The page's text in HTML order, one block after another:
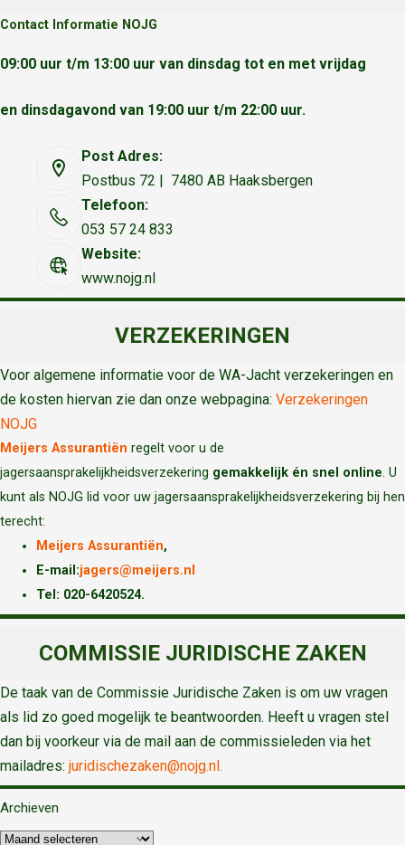
Contact Informatie NOJG
09:00 uur t/m 13:00 uur van dinsdag tot en met vrijdag
en dinsdagavond van 19:00 uur t/m 22:00 uur.
Post Adres:
Postbus 72 | 7480 AB Haaksbergen
Telefoon:
053 57 24 833
Website:
www.nojg.nl
VERZEKERINGEN
Voor algemene informatie voor de WA-Jacht verzekeringen en
de kosten hiervan zie dan onze webpagina: Verzekeringen
NOJG
Meijers Assurantiën regelt voor u de
jagersaansprakelijkheidsverzekering gemakkelijk én snel online. U
kunt als NOJG lid voor uw jagersaansprakelijkheidsverzekering bij hen
terecht:
Meijers Assurantiën,
E-mail:jagers@meijers.nl
Tel: 020-6420524.
COMMISSIE JURIDISCHE ZAKEN
De taak van de Commissie Juridische Zaken is om uw vragen
als lid zo goed mogelijk te beantwoorden. Heeft u vragen stel
dan bij voorkeur via de mail aan de commissieleden via het
mailadres: juridischezaken@nojg.nl.
Archieven